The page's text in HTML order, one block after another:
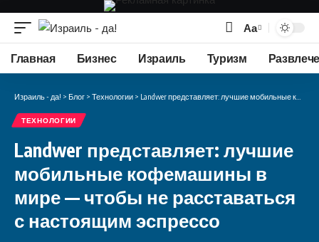
Изменение
размера
шрифта
Аа
Главная Бизнес Израиль Туризм
Израиль - да! > Блог > Технологии > Landwer представляет: лучшие мобильные кофемашины в мире — чтобы не расставаться с настоящим эспрессо
ТЕХНОЛОГИИ
Landwer представляет: лучшие
мобильные кофемашины в
мире — чтобы не расставаться
с настоящим эспрессо